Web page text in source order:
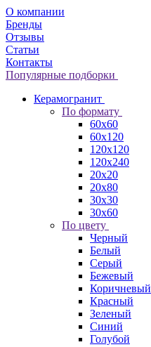
О компании
Бренды
Отзывы
Статьи
Контакты
Популярные подборки
Керамогранит
По формату
60x60
60x120
120x120
120x240
20x20
20x80
30x30
30x60
По цвету
Черный
Белый
Серый
Бежевый
Коричневый
Красный
Зеленый
Синий
Голубой